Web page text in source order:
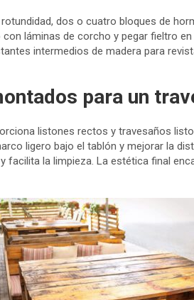
dos o cuatro bloques de
láminas de corcho y pegar fieltro en
intermedios de madera para
para un
listones rectos y travesaños
ligero bajo el tablón y mejorar la
facilita la limpieza. La estética final